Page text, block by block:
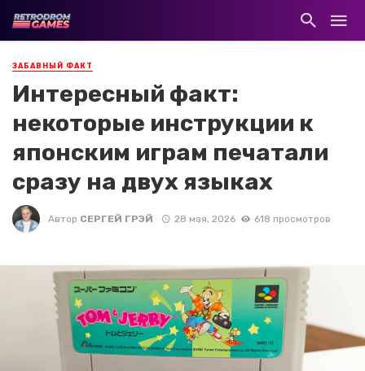
ЗАБАВНЫЙ ФАКТ
Интересный факт:
некоторые инструкции к
японским играм печатали
сразу на двух языках
Автор СЕРГЕЙ ГРЭЙ 28 мая, 2026 618 просмотров